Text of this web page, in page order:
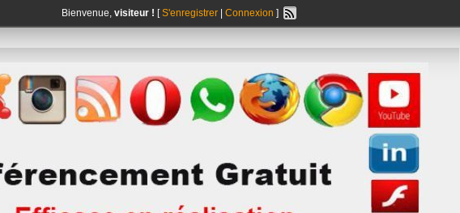
Bienvenue, visiteur ! [S'enregistrer Connexion ]